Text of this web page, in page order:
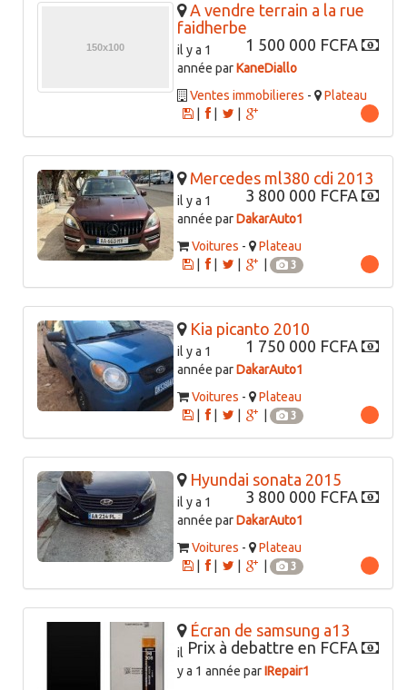
A vendre terrain a la rue
faidherbe
1 500 000 FCFA
il y a 1
année parKaneDiallo
Ventes immobilieres -
Plateau
|
Mercedes ml380 cdi 2013
3 800 000 FCFA
il y a 1
année parDakarAuto1
Voitures -
Plateau
|
3
Kia picanto 2010
1 750 000 FCFA
il y a 1
année parDakarAuto1
Voitures -
Plateau
|
3
Hyundai sonata 2015
3 800 000 FCFA
il y a 1
année parDakarAuto1
Voitures -
Plateau
|
3
Écran de samsung a13
Prix à debattre en FCFA
il
y a 1 année parIRepair1